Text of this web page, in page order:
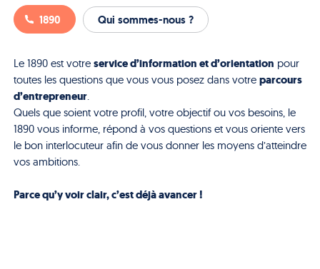
1890 Qui sommes-nous ?
Le 1890 est votre service d’information et d’orientation pour
toutes les questions que vous vous posez dans votre parcours
d’entrepreneur.
Quels que soient votre profil, votre objectif ou vos besoins, le
1890 vous informe, répond à vos questions et vous oriente vers
le bon interlocuteur afin de vous donner les moyens d’atteindre
vos ambitions.
Parce qu’y voir clair, c’est déjà avancer !